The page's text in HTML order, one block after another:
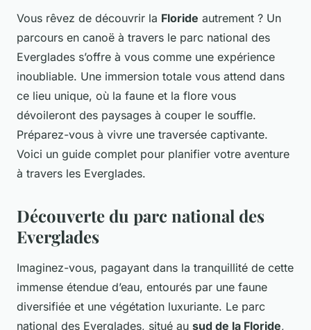
Vous rêvez de découvrir la Floride autrement ? Un
parcours en canoë à travers le parc national des
Everglades s’offre à vous comme une expérience
inoubliable. Une immersion totale vous attend dans
ce lieu unique, où la faune et la flore vous
dévoileront des paysages à couper le souffle.
Préparez-vous à vivre une traversée captivante.
Voici un guide complet pour planifier votre aventure
à travers les Everglades.
Découverte du parc national des
Everglades
Imaginez-vous, pagayant dans la tranquillité de cette
immense étendue d’eau, entourés par une faune
diversifiée et une végétation luxuriante. Le parc
national des Everglades, situé au sud de la Floride,